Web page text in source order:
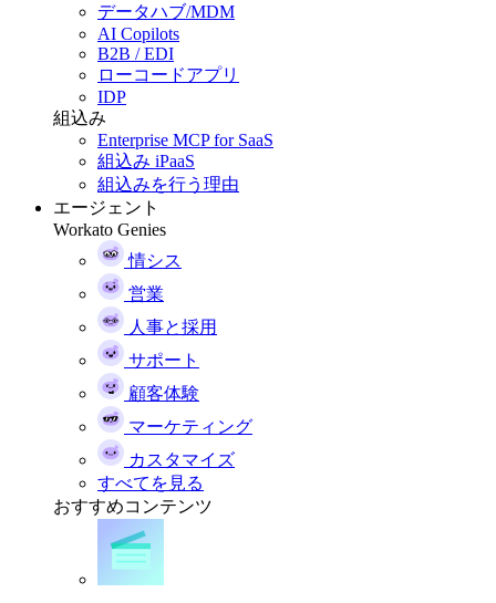
データハブ/MDM
AI Copilots
B2B / EDI
ローコードアプリ
IDP
組込み
Enterprise MCP for SaaS
組込み iPaaS
組込みを行う理由
エージェント
Workato Genies
情シス
営業
人事と採用
サポート
顧客体験
マーケティング
カスタマイズ
すべてを見る
おすすめコンテンツ